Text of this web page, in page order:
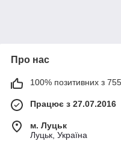
Про нас
100% позитивних з 755
Працює з 27.07.2016
м. Луцьк
Луцьк, Україна